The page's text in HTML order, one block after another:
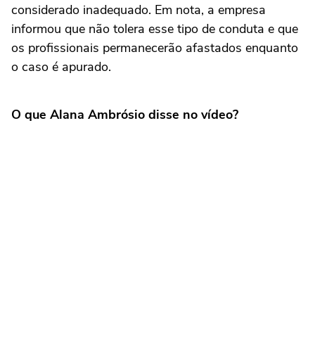
considerado inadequado. Em nota, a empresa
informou que não tolera esse tipo de conduta e que
os profissionais permanecerão afastados enquanto
o caso é apurado.
O que Alana Ambrósio disse no vídeo?